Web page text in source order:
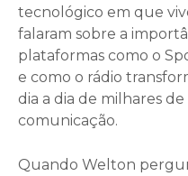
tecnológico em que
falaram sobre a
plataformas como o
e como o rádio
dia a dia de milhares
comunicação.
Quando Welton